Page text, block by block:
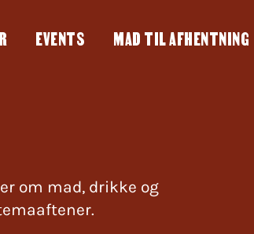
EVENTS MAD TIL AFHENTNING
om mad, drikke og